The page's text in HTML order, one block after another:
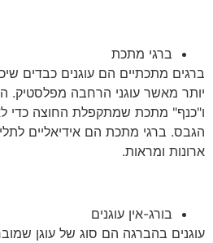
ברגי מתכת
ברגים מתכתיים הם עוגנים כבדים
יותר מאשר עוגני הרחבה מפלסטיק.
ו"כנף" מתכת שמתקפלת החוצה כדי
הגבס. ברגי מתכת הם אידיאליים
ארונות ומראות.
בורג-אין עוגנים
עוגנים בהברגה הם סוג של עוגן